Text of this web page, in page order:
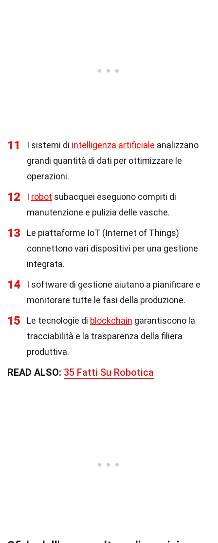
11 I sistemi di intelligenza artificiale analizzano
grandi quantità di dati per ottimizzare le
operazioni.
12 I robot subacquei eseguono compiti di
manutenzione e pulizia delle vasche.
13
Le piattaforme IoT (Internet of Things)
connettono vari dispositivi per una gestione
integrata.
14
I software di gestione aiutano a pianificare e
monitorare tutte le fasi della produzione.
15 Le tecnologie di blockchain garantiscono la
tracciabilità e la trasparenza della filiera
produttiva.
READ ALSO: 35 Fatti Su Robotica